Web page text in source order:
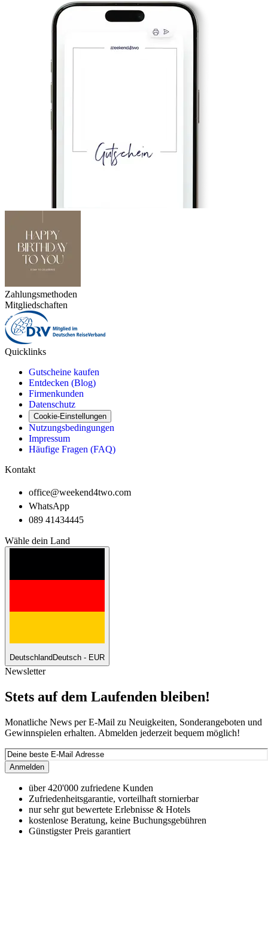
Zahlungsmethoden
Mitgliedschaften
Quicklinks
Gutscheine kaufen
Entdecken (Blog)
Firmenkunden
Datenschutz
Cookie-Einstellungen
Nutzungsbedingungen
Impressum
Häufige Fragen (FAQ)
Kontakt
office@weekend4two.com
WhatsApp
089 41434445
Wähle dein Land
Deutschland Deutsch - EUR
Newsletter
Stets auf dem Laufenden bleiben!
Monatliche News per E-Mail zu Neuigkeiten, Sonderangeboten und
Gewinnspielen erhalten. Abmelden jederzeit bequem möglich!
Anmelden
über 420'000 zufriedene Kunden
Zufriedenheitsgarantie, vorteilhaft stornierbar
nur sehr gut bewertete Erlebnisse & Hotels
kostenlose Beratung, keine Buchungsgebühren
Günstigster Preis garantiert